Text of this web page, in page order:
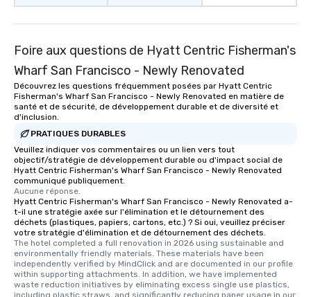
Foire aux questions de Hyatt Centric Fisherman's
Wharf San Francisco - Newly Renovated
Découvrez les questions fréquemment posées par Hyatt Centric
Fisherman's Wharf San Francisco - Newly Renovated en matière de
santé et de sécurité, de développement durable et de diversité et
d'inclusion.
PRATIQUES DURABLES
Veuillez indiquer vos commentaires ou un lien vers tout
objectif/stratégie de développement durable ou d'impact social de
Hyatt Centric Fisherman's Wharf San Francisco - Newly Renovated
communiqué publiquement.
Aucune réponse.
Hyatt Centric Fisherman's Wharf San Francisco - Newly Renovated a-
t-il une stratégie axée sur l'élimination et le détournement des
déchets (plastiques, papiers, cartons, etc.) ? Si oui, veuillez préciser
votre stratégie d'élimination et de détournement des déchets.
The hotel completed a full renovation in 2026 using sustainable and
environmentally friendly materials. These materials have been
independently verified by MindClick and are documented in our profile
within supporting attachments. In addition, we have implemented
waste reduction initiatives by eliminating excess single use plastics,